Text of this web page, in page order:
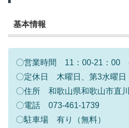
基本情報
〇営業時間 11：00-21：00
〇定休日 木曜日、第3水曜日
〇住所 和歌山県和歌山市直
〇電話 073-461-1739
〇駐車場 有り（無料）